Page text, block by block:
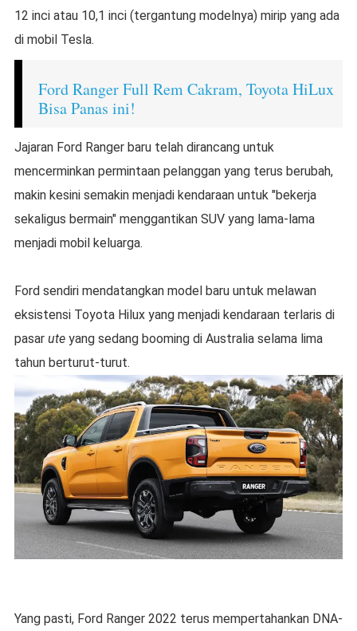
12 inci atau 10,1 inci (tergantung modelnya) mirip yang ada
di mobil Tesla.
Ford Ranger Full Rem Cakram, Toyota HiLux
Bisa Panas ini!
Jajaran Ford Ranger baru telah dirancang untuk
mencerminkan permintaan pelanggan yang terus berubah,
makin kesini semakin menjadi kendaraan untuk "bekerja
sekaligus bermain" menggantikan SUV yang lama-lama
menjadi mobil keluarga.
Ford sendiri mendatangkan model baru untuk melawan
eksistensi Toyota Hilux yang menjadi kendaraan terlaris di
pasar uteyang sedang booming di Australia selama lima
tahun berturut-turut.
Yang pasti, Ford Ranger 2022 terus mempertahankan DNA-